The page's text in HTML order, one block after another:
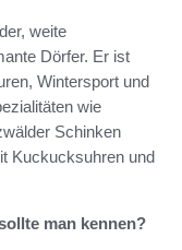
weite
Dörfer. Er ist
Wintersport und
wie
Schinken
Kuckucksuhren und
man kennen?